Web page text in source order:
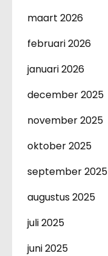
maart 2026
februari 2026
januari 2026
december 2025
november 2025
oktober 2025
september 2025
augustus 2025
juli 2025
juni 2025